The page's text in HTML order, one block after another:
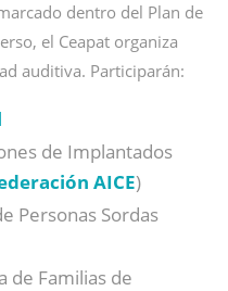
dentro del Plan de
el Ceapat organiza
auditiva. Participarán:
de Implantados
AICE)
Personas Sordas
de Familias de